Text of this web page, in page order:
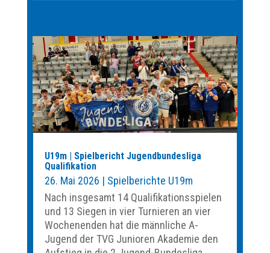
U19m | Spielbericht Jugendbundesliga
Qualifikation
26. Mai 2026 | Spielberichte U19m
Nach insgesamt 14 Qualifikationsspielen
und 13 Siegen in vier Turnieren an vier
Wochenenden hat die männliche A-
Jugend der TVG Junioren Akademie den